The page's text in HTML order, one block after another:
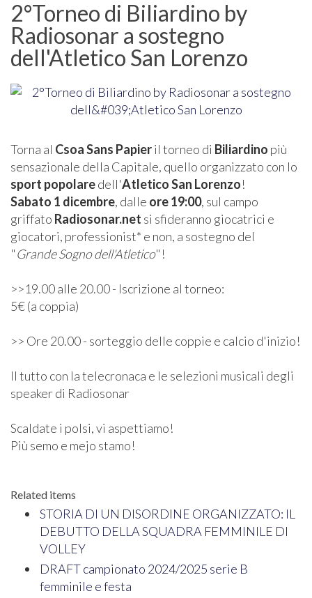
2°Torneo di Biliardino by
Radiosonar a sostegno
dell'Atletico San Lorenzo
Torna al Csoa Sans Papieril torneo di Biliardino più
sensazionale della Capitale, quello organizzato con lo
sport popolaredell'Atletico San Lorenzo!
Sabato 1 dicembre, dalle ore 19:00, sul campo
griffato Radiosonar.net si sfideranno giocatrici e
giocatori, professionist* e non, a sostegno del
"Grande Sogno dell'Atletico"!
>>19.00 alle 20.00 - ️Iscrizione al torneo:
5€ (a coppia)
>> Ore 20.00 - sorteggio delle coppie e calcio d'inizio!
Il tutto con la telecronaca e le selezioni musicali degli
speaker di Radiosonar
Scaldate i polsi, vi aspettiamo!
Più semo e mejo stamo!
Related items
STORIA DI UN DISORDINE ORGANIZZATO: IL
DEBUTTO DELLA SQUADRA FEMMINILE DI
VOLLEY
DRAFT campionato 2024/2025 serie B
femminile e festa